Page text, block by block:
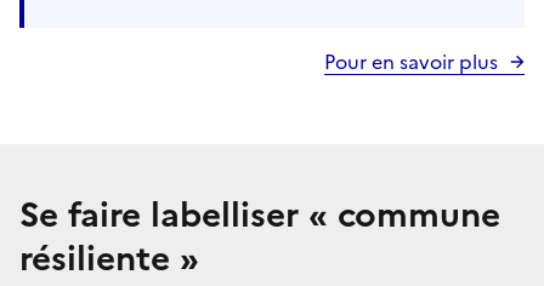
Pour en savoir plus
Se faire labelliser « commune
résiliente »